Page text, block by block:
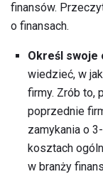
finansów.
o finansach.
Określ swoje
wiedzieć, w
firmy. Zrób to,
poprzednie
zamykania o
kosztach
w branży